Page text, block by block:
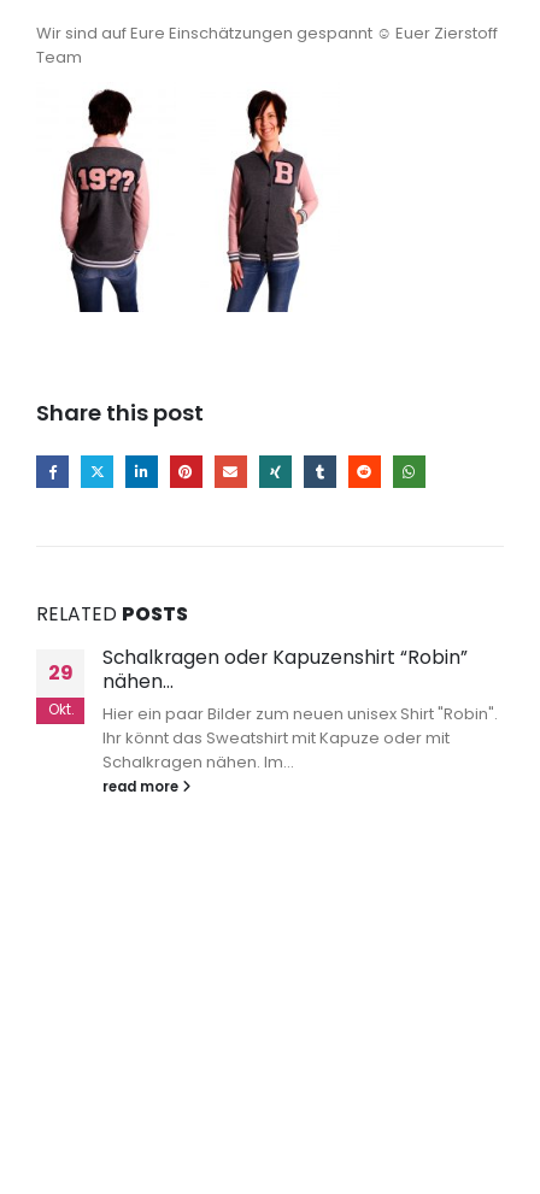
Wir sind auf Eure Einschätzungen gespannt ☺️ Euer Zierstoff
Team
Share this post
RELATED POSTS
29
Okt.
Schalkragen oder Kapuzenshirt “Robin”
nähen…
Hier ein paar Bilder zum neuen unisex Shirt "Robin".
Ihr könnt das Sweatshirt mit Kapuze oder mit
Schalkragen nähen. Im...
read more